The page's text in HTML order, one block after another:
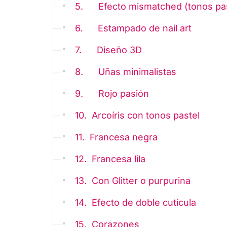
5. Efecto mismatched (tonos
6. Estampado de nail art
7. Diseño 3D
8. Uñas minimalistas
9. Rojo pasión
10. Arcoíris con tonos pastel
11. Francesa negra
12. Francesa lila
13. Con Glitter o purpurina
14. Efecto de doble cutícula
15. Corazones